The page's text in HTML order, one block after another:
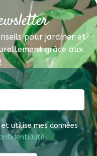
pour jardiner et
grâce aux
et utilise mes données